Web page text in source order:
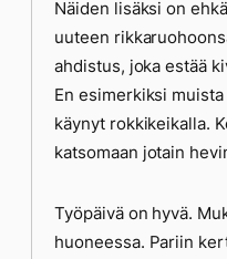
Näiden lisäksi on
uuteen
ahdistus, joka estää
En esimerkiksi
käynyt rokkikeikalla.
katsomaan jotain
Työpäivä on hyvä.
huoneessa. Pariin